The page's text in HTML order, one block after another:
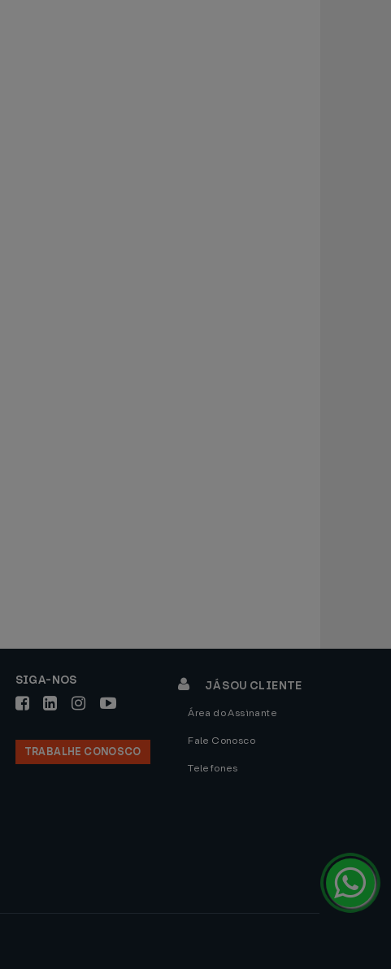
SIGA-NOS
TRABALHE CONOSCO
JÁ SOU CLIENTE
Área do Assinante
Fale Conosco
Telefones